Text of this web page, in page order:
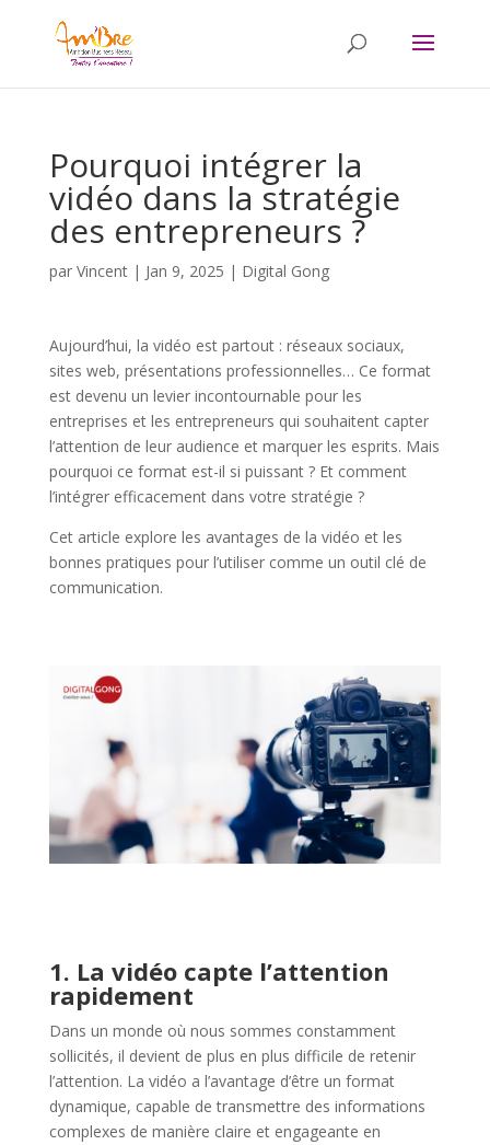
Pourquoi intégrer la
vidéo dans la stratégie
des entrepreneurs ?
par Vincent| Jan 9, 2025 | Digital Gong
Aujourd’hui, la vidéo est partout : réseaux sociaux,
sites web, présentations professionnelles… Ce format
est devenu un levier incontournable pour les
entreprises et les entrepreneurs qui souhaitent capter
l’attention de leur audience et marquer les esprits. Mais
pourquoi ce format est-il si puissant ? Et comment
l’intégrer efficacement dans votre stratégie ?
Cet article explore les avantages de la vidéo et les
bonnes pratiques pour l’utiliser comme un outil clé de
communication.
1. La vidéo capte l’attention
rapidement
Dans un monde où nous sommes constamment
sollicités, il devient de plus en plus difficile de retenir
l’attention. La vidéo a l’avantage d’être un format
dynamique, capable de transmettre des informations
complexes de manière claire et engageante en